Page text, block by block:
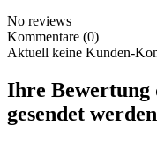
No reviews
Kommentare (0)
Aktuell keine Kunden-
Ihre Bewertung
gesendet werden